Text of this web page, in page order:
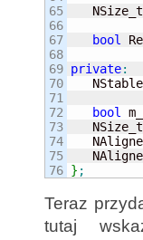
65
66
67
68
69
70
71
72
73
74
75
bool
private:
bool
} ;
Teraz
tutaj